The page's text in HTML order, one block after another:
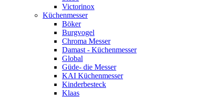
Victorinox
Küchenmesser
Böker
Burgvogel
Chroma Messer
Damast - Küchenmesser
Global
Güde- die Messer
KAI Küchenmesser
Kinderbesteck
Klaas